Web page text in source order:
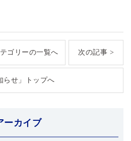
ゴリーの一覧へ 次の記事 >
らせ」トップへ
ーカイブ